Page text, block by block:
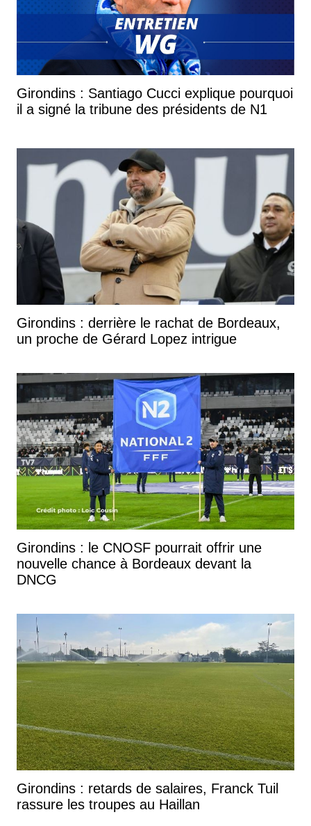
Girondins : Santiago Cucci explique pourquoi
il a signé la tribune des présidents de N1
Girondins : derrière le rachat de Bordeaux,
un proche de Gérard Lopez intrigue
Girondins : le CNOSF pourrait offrir une
nouvelle chance à Bordeaux devant la
DNCG
Girondins : retards de salaires, Franck Tuil
rassure les troupes au Haillan